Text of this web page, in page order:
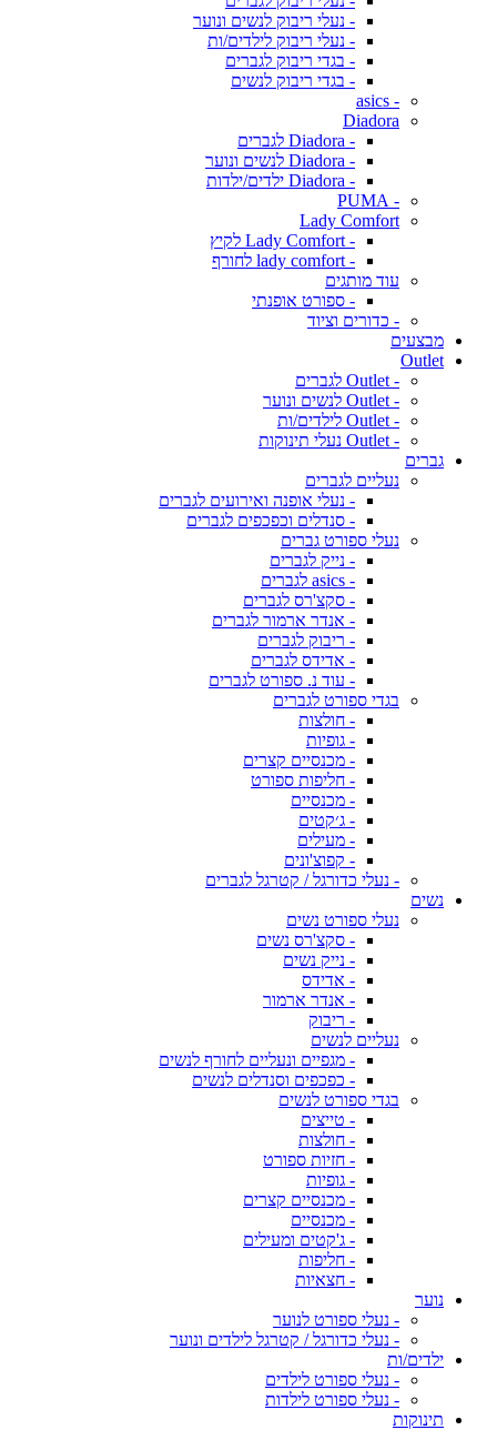
- נעלי ריבוק לנשים ונוער
- נעלי ריבוק לילדים/ות
- בגדי ריבוק לגברים
- בגדי ריבוק לנשים
- asics
Diadora
- Diadora לגברים
- Diadora לנשים ונוער
- Diadora ילדים/ילדות
- PUMA
Lady Comfort
- Lady Comfort לקיץ
- lady comfort לחורף
עוד מותגים
- ספורט אופנתי
- כדורים וציוד
מבצעים
Outlet
- Outlet לגברים
- Outlet לנשים ונוער
- Outlet לילדים/ות
- Outlet נעלי תינוקות
גברים
נעליים לגברים
- נעלי אופנה ואירועים לגברים
- סנדלים וכפכפים לגברים
נעלי ספורט גברים
- נייק לגברים
- asics לגברים
- סקצ'רס לגברים
- אנדר ארמור לגברים
- ריבוק לגברים
- אדידס לגברים
- עוד נ. ספורט לגברים
בגדי ספורט לגברים
- חולצות
- גופיות
- מכנסיים קצרים
- חליפות ספורט
- מכנסיים
- ג׳קטים
- מעילים
- קפוצ'ונים
- נעלי כדורגל / קטרגל לגברים
נשים
נעלי ספורט נשים
- סקצ'רס נשים
- נייק נשים
- אדידס
- אנדר ארמור
- ריבוק
נעליים לנשים
- מגפיים ונעליים לחורף לנשים
- כפכפים וסנדלים לנשים
בגדי ספורט לנשים
- טייצים
- חולצות
- חזיות ספורט
- גופיות
- מכנסיים קצרים
- מכנסיים
- ג'קטים ומעילים
- חליפות
- חצאיות
נוער
- נעלי ספורט לנוער
- נעלי כדורגל / קטרגל לילדים ונוער
ילדים/ות
- נעלי ספורט לילדים
- נעלי ספורט לילדות
תינוקות